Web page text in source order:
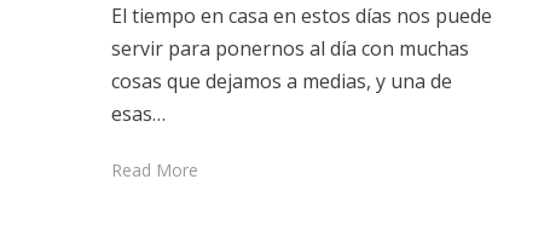
El tiempo en casa en estos días nos puede
servir para ponernos al día con muchas
cosas que dejamos a medias, y una de
esas…
Read More